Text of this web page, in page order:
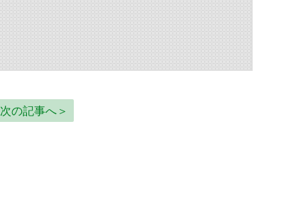
次の記事へ＞